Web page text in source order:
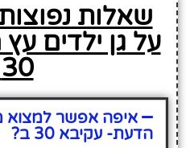
שאלות
על גן ילדים
30 ב
איפה אפשר למצוא
הדעת- עקיבא 30 ב?